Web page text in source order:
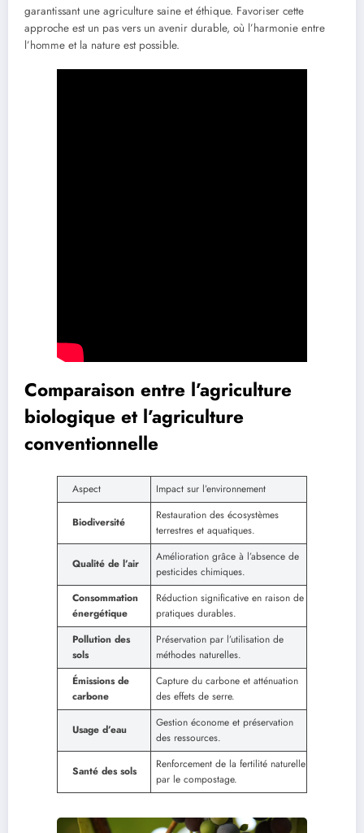
garantissant une agriculture saine et éthique. Favoriser cette
approche est un pas vers un avenir durable, où l’harmonie entre
l’homme et la nature est possible.
Comparaison entre l’agriculture
biologique et l’agriculture
conventionnelle
Aspect Impact sur l’environnement
Biodiversité
Restauration des écosystèmes
terrestres et aquatiques.
Qualité de l’air
Amélioration grâce à l’absence de
pesticides chimiques.
Consommation
énergétique
Réduction significative en raison de
pratiques durables.
Pollution des
sols
Préservation par l’utilisation de
méthodes naturelles.
Émissions de
carbone
Capture du carbone et atténuation
des effets de serre.
Usage d’eau
Gestion économe et préservation
des ressources.
Santé des sols
Renforcement de la fertilité naturelle
par le compostage.